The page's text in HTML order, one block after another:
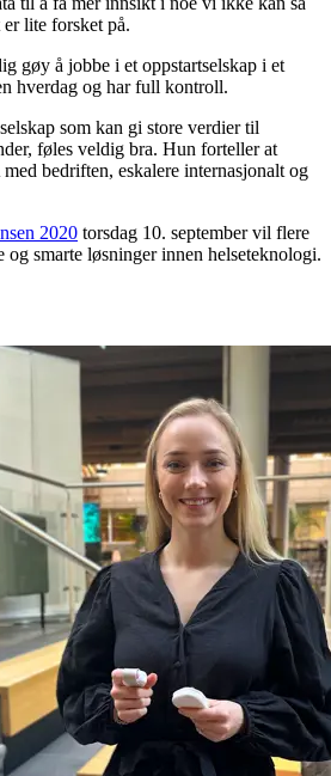
lite forsket på.
gøy å jobbe i et oppstartselskap i et
hverdag og har full kontroll.
som kan gi store verdier til
føles veldig bra. Hun forteller at
bedriften, eskalere internasjonalt og
2020 torsdag 10. september vil flere
og smarte løsninger innen helseteknologi.